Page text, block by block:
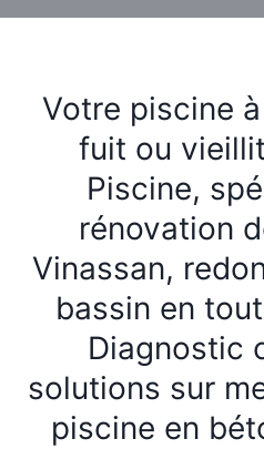
Votre piscine
fuit ou
Piscine,
rénovation
Vinassan,
bassin en
Diagnostic
solutions sur
piscine en